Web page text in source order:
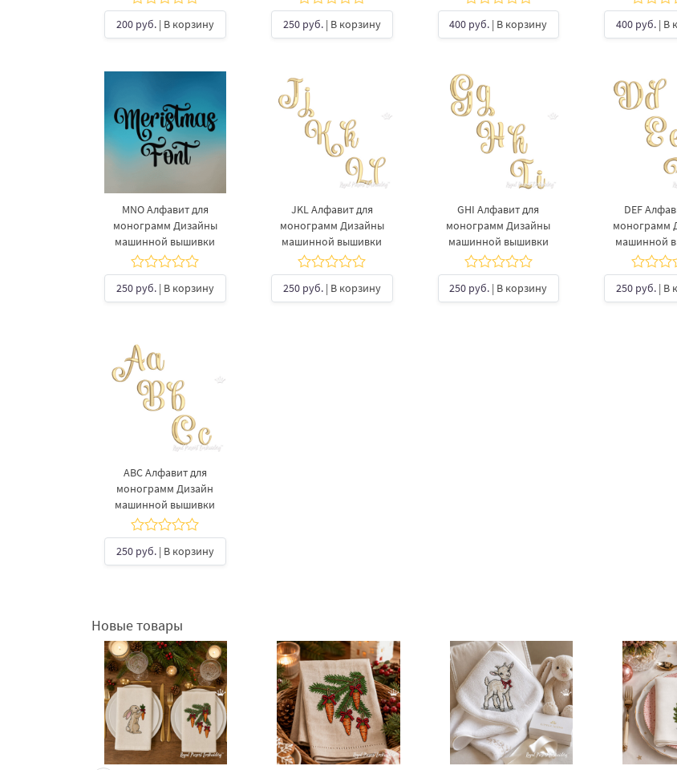
200 руб.| В корзину 250 руб.| В корзину 400 руб. | В корзину 400 руб. | В
MNO Алфавит для
монограмм Дизайны
машинной вышивки
250 руб.| В корзину
JKL Алфавит для
монограмм Дизайны
машинной вышивки
250 руб.| В корзину
GHI Алфавит для
монограмм Дизайны
машинной вышивки
250 руб. | В корзину
DEF
монограмм
машинной
250 руб. | В
ABC Алфавит для
монограмм Дизайн
машинной вышивки
250 руб.| В корзину
Новые товары